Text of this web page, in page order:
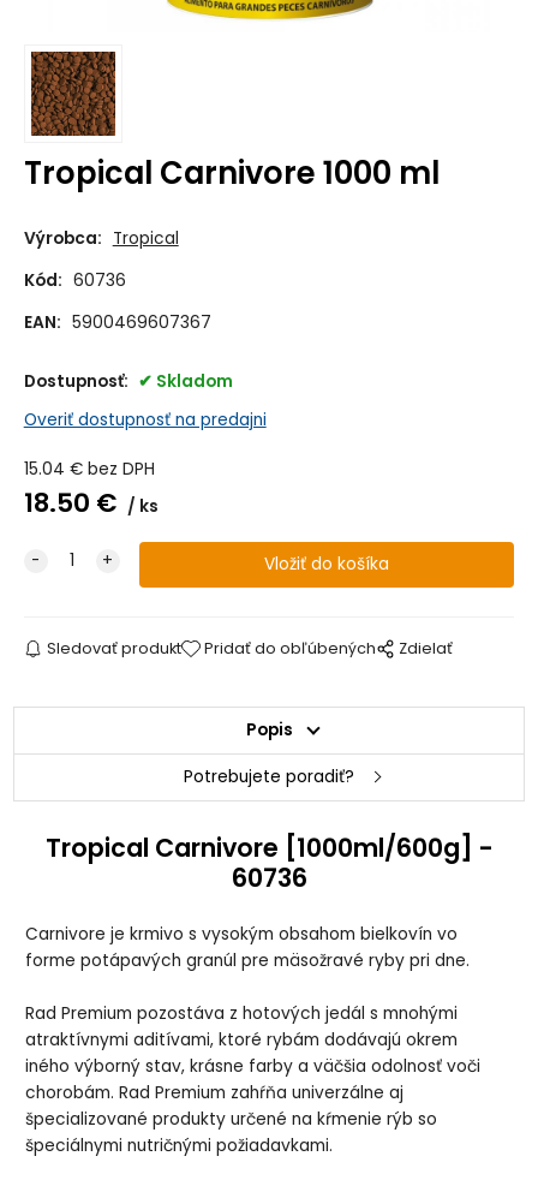
Tropical Carnivore 1000 ml
Výrobca: Tropical
Kód: 60736
EAN: 5900469607367
Dostupnosť:
Skladom
Overiť dostupnosť na predajni
15.04 € bez DPH
18.50 € ks
Sledovať produkt Pridať do obľúbených Zdielať
Popis
Potrebujete poradiť?
Tropical Carnivore [1000ml/600g] -
60736
Carnivore je krmivo s vysokým obsahom bielkovín vo
forme potápavých granúl pre mäsožravé ryby pri dne.
Rad Premium pozostáva z hotových jedál s mnohými
atraktívnymi aditívami, ktoré rybám dodávajú okrem
iného výborný stav, krásne farby a väčšia odolnosť voči
chorobám. Rad Premium zahŕňa univerzálne aj
špecializované produkty určené na kŕmenie rýb so
špeciálnymi nutričnými požiadavkami.